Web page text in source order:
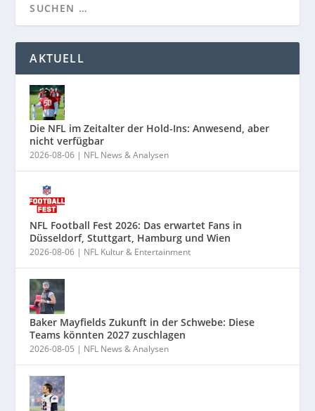
AKTUELL
Die NFL im Zeitalter der Hold-Ins: Anwesend, aber
nicht verfügbar
2026-08-06 | NFL News & Analysen
NFL Football Fest 2026: Das erwartet Fans in
Düsseldorf, Stuttgart, Hamburg und Wien
2026-08-06 | NFL Kultur & Entertainment
Baker Mayfields Zukunft in der Schwebe: Diese
Teams könnten 2027 zuschlagen
2026-08-05 | NFL News & Analysen